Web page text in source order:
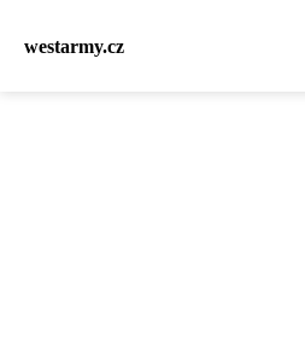
westarmy.cz